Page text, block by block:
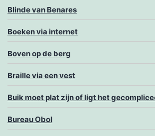
Blinde van Benares
Boeken via internet
Boven op de berg
Braille via een vest
Buik moet plat zijn of ligt het
Bureau Obol